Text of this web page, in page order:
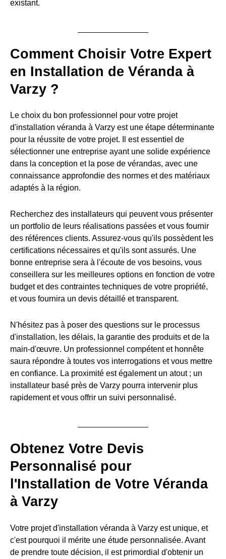
existant.
Comment Choisir Votre Expert
en Installation de Véranda à
Varzy ?
Le choix du bon professionnel pour votre projet
d'installation véranda à Varzy est une étape déterminante
pour la réussite de votre projet. Il est essentiel de
sélectionner une entreprise ayant une solide expérience
dans la conception et la pose de vérandas, avec une
connaissance approfondie des normes et des matériaux
adaptés à la région.
Recherchez des installateurs qui peuvent vous présenter
un portfolio de leurs réalisations passées et vous fournir
des références clients. Assurez-vous qu'ils possèdent les
certifications nécessaires et qu'ils sont assurés. Une
bonne entreprise sera à l'écoute de vos besoins, vous
conseillera sur les meilleures options en fonction de votre
budget et des contraintes techniques de votre propriété,
et vous fournira un devis détaillé et transparent.
N'hésitez pas à poser des questions sur le processus
d'installation, les délais, la garantie des produits et de la
main-d'œuvre. Un professionnel compétent et honnête
saura répondre à toutes vos interrogations et vous mettre
en confiance. La proximité est également un atout ; un
installateur basé près de Varzy pourra intervenir plus
rapidement et vous offrir un suivi personnalisé.
Obtenez Votre Devis
Personnalisé pour
l'Installation de Votre Véranda
à Varzy
Votre projet d'installation véranda à Varzy est unique, et
c'est pourquoi il mérite une étude personnalisée. Avant
de prendre toute décision, il est primordial d'obtenir un